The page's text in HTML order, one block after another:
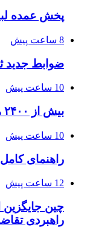
پخش عمده
8 ساعت پیش
ضوابط جدید
10 ساعت پیش
بیش از ۲۴۰۰ هکتار از تصرفات رودخانه‌ای آزاد شد
10 ساعت پیش
راهنمای کامل
12 ساعت پیش
چین جایگزین
راهبردی